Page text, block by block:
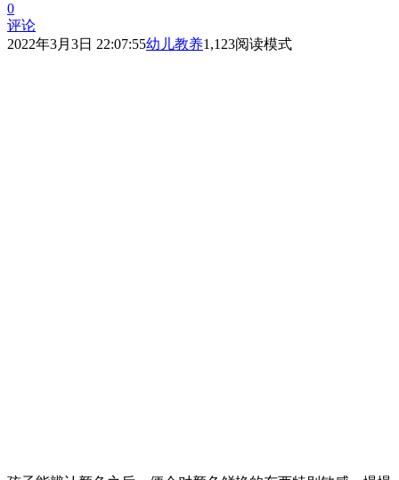
0
评论
2022年3月3日 22:07:55幼儿教养1,123阅读模式